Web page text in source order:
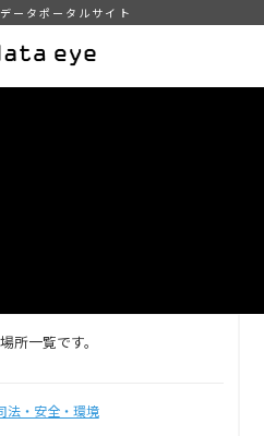
ータポータルサイト
所一覧です。
法・安全・環境